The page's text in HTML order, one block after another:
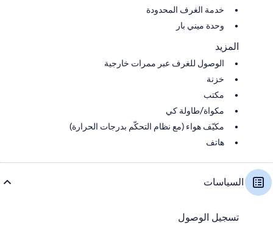
خدمة الغرف المحدودة
وحدة ميني بار
المزيد
الوصول للغرف عبر ممرات خارجية
خزنة
مكتب
مكواة/طاولة كي
مكيّف هواء (مع نظام التحكّم بدرجات الحرارة)
هاتف
السياسات
تسجيل الوصول